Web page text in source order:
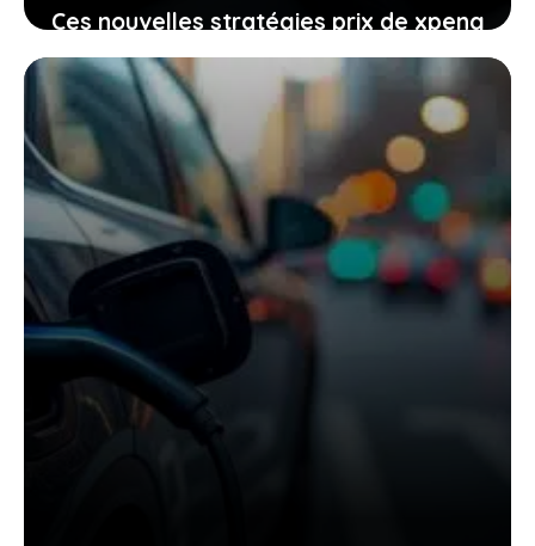
Ces nouvelles stratégies prix de xpeng
contre le modèle y de tesla
pourraient-elles vous intéresser
24 janvier 2026